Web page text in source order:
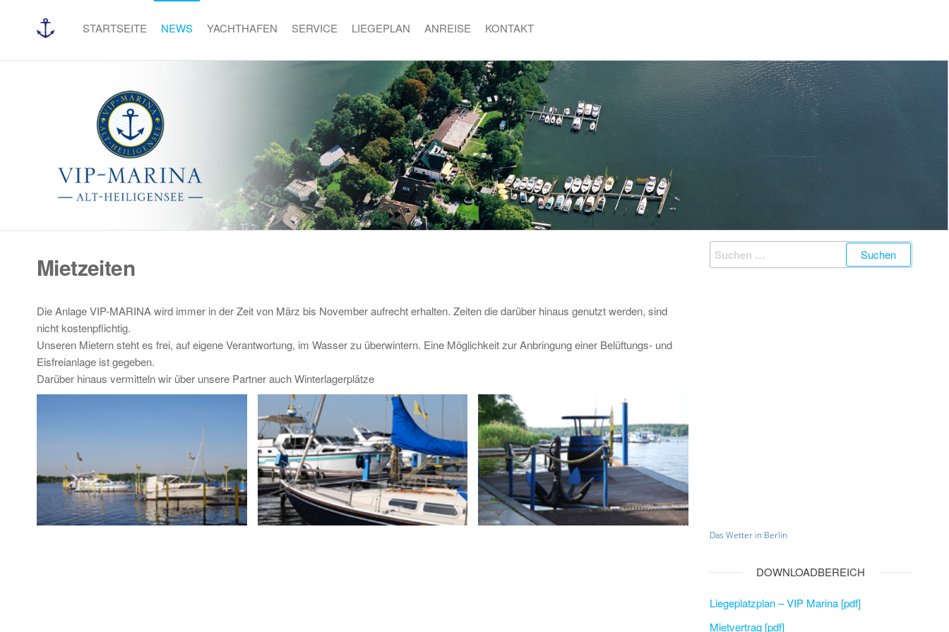
Vip-
Marina
Herzlich
Marina,
einem der
modernsten
Yachthäfen
Berlins.
STARTSEITE NEWS YACHTHAFEN SERVICE LIEGEPLAN ANREISE KONTAKT
Mietzeiten
Die Anlage VIP-MARINA wird immer in der Zeit von März bis November aufrecht erhalten. Zeiten die darüber hinaus genutzt werden, sind
nicht kostenpflichtig.
Unseren Mietern steht es frei, auf eigene Verantwortung, im Wasser zu überwintern. Eine Möglichkeit zur Anbringung einer Belüftungs- und
Eisfreianlage ist gegeben.
Darüber hinaus vermitteln wir über unsere Partner auch Winterlagerplätze
Suchen
nach:
Das Wetter in Berlin
DOWNLOADBEREICH
Liegeplatzplan – VIP Marina [pdf]
Mietvertrag [pdf]